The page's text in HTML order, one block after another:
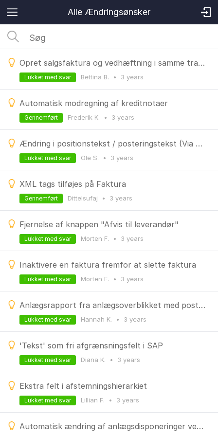
Alle Ændringsønsker
Opret salgsfaktura og vedhæftning i samme transaktion
Bettina B. • 3 years
Lukket med svar
Automatisk modregning af kreditnotaer
Frederik K. • 3 years
Gennemført
Ændring i positionstekst / posteringstekst (Via FIBC21)
Ole S. • 3 years
Lukket med svar
XML tags tilføjes på Faktura
DitteIsufaj • 3 years
Gennemført
Fjernelse af knappen "Afvis til leverandør"
Morten F. • 3 years
Lukket med svar
Inaktivere en faktura fremfor at slette faktura
Morten F. • 3 years
Lukket med svar
Anlægsrapport fra anlægsoverblikket med posteringslinjer for alle år på et anlægsprojekt
Hannah K. • 3 years
Lukket med svar
'Tekst' som fri afgrænsningsfelt i SAP
Diana K. • 3 years
Lukket med svar
Ekstra felt i afstemningshierarkiet
Lillian F. • 3 years
Lukket med svar
Automatisk ændring af anlægsdisponeringer ved indtægter ved brug af SD salgsstyring